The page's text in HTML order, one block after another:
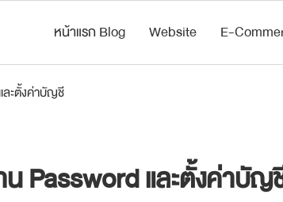
หน้าแรก Blog Website E-
ะตั้งค่าบัญชี
Password และตั้งค่าบัญ